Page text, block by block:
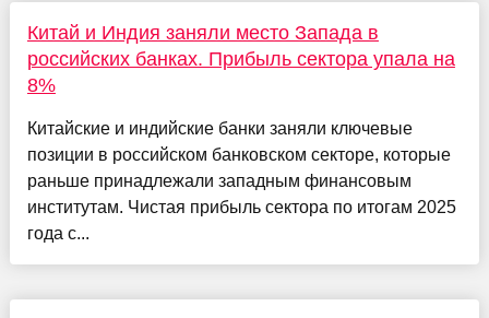
Китай и Индия заняли место Запада в
российских банках. Прибыль сектора упала на
8%
Китайские и индийские банки заняли ключевые
позиции в российском банковском секторе, которые
раньше принадлежали западным финансовым
институтам. Чистая прибыль сектора по итогам 2025
года с...